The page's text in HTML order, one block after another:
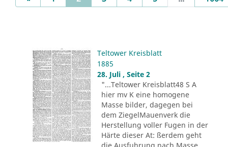
Teltower Kreisblatt
1885
28. Juli , Seite 2
"...Teltower Kreisblatt48 S A
hier mv K eine homogene
Masse bilder, dagegen bei
dem ZiegelMauenverk die
Herstellung voller Fugen in der
Härte dieser At: ßerdem geht